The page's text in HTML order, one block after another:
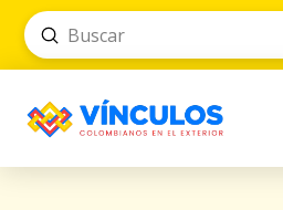
Search
Submit